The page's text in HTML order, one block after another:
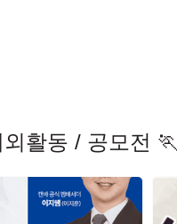
활동 / 공모전 🏃